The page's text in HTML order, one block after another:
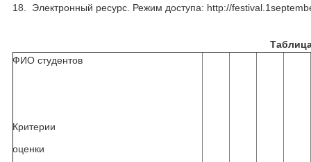
Электронный ресурс. Режим доступа: http://
ФИО студентов
Критерии
оценки